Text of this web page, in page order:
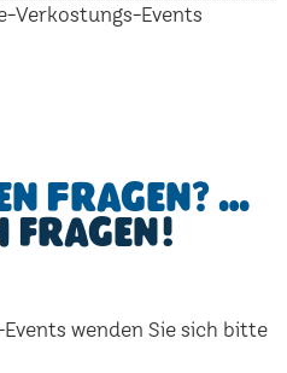
Verkostungs-Events
Fragen? …
fragen!
wenden Sie sich bitte